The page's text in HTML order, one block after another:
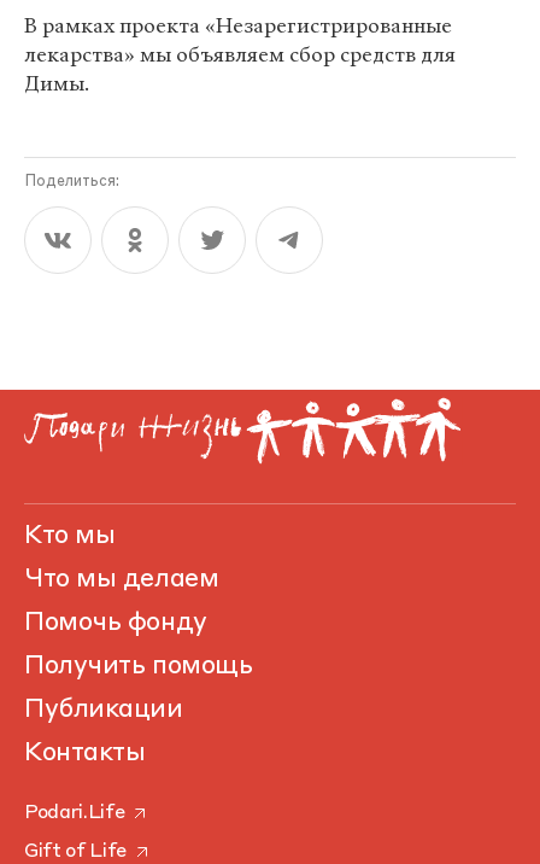
В рамках проекта «Незарегистрированные
лекарства» мы объявляем сбор средств для
Димы.
Поделиться:
Кто мы
Что мы делаем
Помочь фонду
Получить помощь
Публикации
Контакты
Podari.Life
Gift of Life